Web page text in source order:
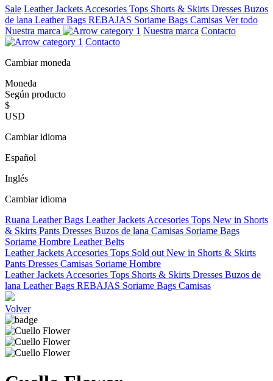
Sale Leather Jackets Accesories Tops Shorts & Skirts Dresses Buzos
de lana Leather Bags REBAJAS Soriame Bags Camisas Ver todo
Nuestra marca
Nuestra marca Contacto
Contacto
Cambiar moneda
Moneda
Según producto
$
USD
Cambiar idioma
Español
Inglés
Cambiar idioma
Ruana Leather Bags Leather Jackets Accesories Tops New in Shorts
& Skirts Pants Dresses Buzos de lana Camisas Soriame Bags
Soriame Hombre Leather Belts
Leather Jackets Accesories Tops Sold out New in Shorts & Skirts
Pants Dresses Camisas Soriame Hombre
Leather Jackets Accesories Tops Shorts & Skirts Dresses Buzos de
lana Leather Bags REBAJAS Soriame Bags Camisas
Volver